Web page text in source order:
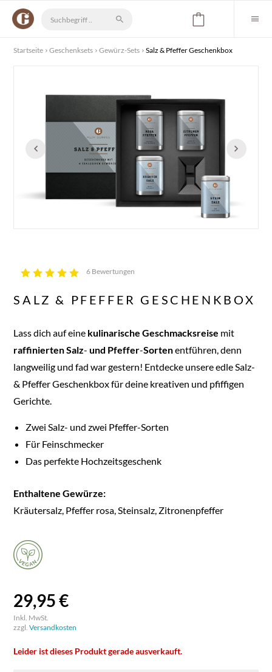
Startseite Geschenksets Gewürz-Sets Salz & Pfeffer Geschenkbox
6 Bewertungen
SALZ & PFEFFER GESCHENKBOX
Lass dich auf eine kulinarische Geschmacksreise mit
raffiniertenSalz-und Pfeffer-Sortenentführen, denn
langweilig und fad war gestern! Entdecke unsere edle Salz-
& Pfeffer Geschenkbox für deine kreativen und pfiffigen
Gerichte.
Zwei Salz- und zwei Pfeffer-Sorten
Für Feinschmecker
Das perfekte Hochzeitsgeschenk
Enthaltene Gewürze:
Kräutersalz, Pfeffer rosa, Steinsalz, Zitronenpfeffer
29,95 €
Inkl. MwSt.
zzgl.Versandkosten
Leider ist dieses Produkt gerade ausverkauft.